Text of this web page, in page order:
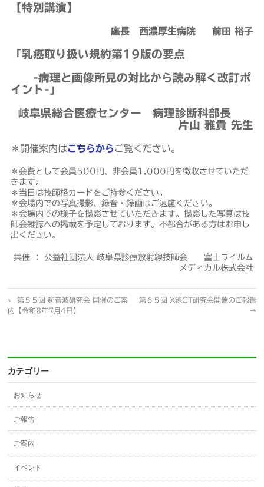
【特別講演】
座長 西濃厚生病院 前田 裕子
「乳癌取り扱い規約第19版の要点
-病理と画像所見の対比から読み解く改訂ポ
イント-」
岐阜県総合医療センター 病理診断科部長
片山 雅貴 先生
＊開催案内はこちらからご覧ください。
＊会費として会員500円、非会員1,000円を徴収させていただ
きます。
＊当日は技師格カードをご持参ください。
＊会場内での写真撮影、録音・録画はご遠慮ください。
＊会場内での様子を撮影させていただきます。撮影した写真は技
師会雑誌への掲載を予定しております。不都合がある方はお申し
出ください。
共催 ： 公益社団法人 岐阜県診療放射線技師会 富士フイルム
メディカル株式会社
← 第５５回 超音波研究会 開催のご案
内【令和8年7月4日】
第６５回 X線CT研究会開催のご報告
→
カテゴリー
お知らせ
ご報告
ご案内
イベント